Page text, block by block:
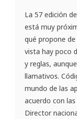
La 57 edición
está muy
qué propone
vista hay poco
y reglas,
llamativos.
mundo de las
acuerdo con
Director